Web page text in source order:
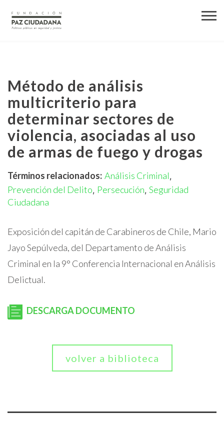
Método de análisis
multicriterio para
determinar sectores de
violencia, asociadas al uso
de armas de fuego y drogas
Términos relacionados: Análisis Criminal,
Prevención del Delito, Persecución, Seguridad
Ciudadana
Exposición del capitán de Carabineros de Chile, Mario
Jayo Sepúlveda, del Departamento de Análisis
Criminal en la 9° Conferencia Internacional en Análisis
Delictual.
DESCARGA DOCUMENTO
volver a biblioteca